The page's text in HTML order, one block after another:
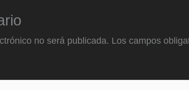
no será publicada. Los campos